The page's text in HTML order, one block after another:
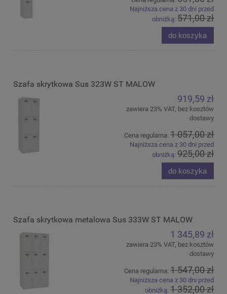
Najniższa cena z 30 dni przed
obniżką: 571,00 zł
do koszyka
Szafa skrytkowa Sus 323W ST MALOW
919,59 zł
zawiera 23% VAT, bez kosztów
dostawy
Cena regularna: 1 057,00 zł
Najniższa cena z 30 dni przed
obniżką: 925,00 zł
do koszyka
Szafa skrytkowa metalowa Sus 333W ST MALOW
1 345,89 zł
zawiera 23% VAT, bez kosztów
dostawy
Cena regularna: 1 547,00 zł
Najniższa cena z 30 dni przed
obniżką: 1 352,00 zł